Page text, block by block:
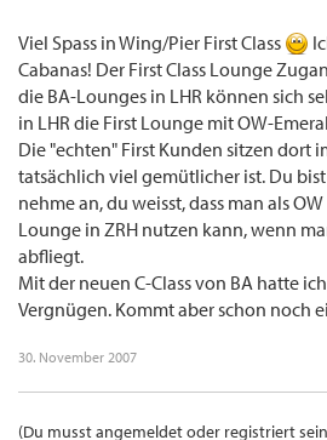
Zudem hatte ich auch noch das Vergnügen gehabt
Muss sagen, dass grösste Problem mit dem zu eng
beseitigt worden und ich fand das Produkt echt gut,
Essen war als Flugzeugfrass ganz i.O., kann mich
anfreunden..
Viel Spass in Wing/Pier First Class
Cabanas! Der First Class Lounge
die BA-Lounges in LHR können sich
in LHR die First Lounge mit OW-
Die "echten" First Kunden sitzen dort
tatsächlich viel gemütlicher ist. Du
nehme an, du weisst, dass man als
Lounge in ZRH nutzen kann, wenn
abfliegt.
Mit der neuen C-Class von BA hatte
Vergnügen. Kommt aber schon noch
30. November 2007
(Du musst angemeldet oder registriert